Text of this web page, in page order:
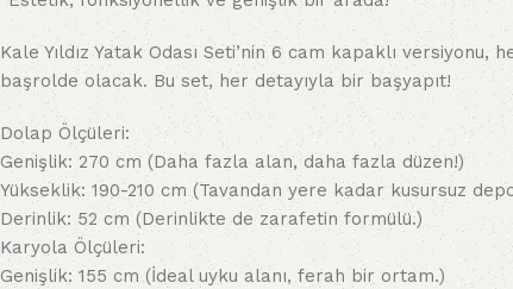
Kale Yıldız Yatak Odası Seti’nin 6 cam kapaklı
başrolde olacak. Bu set, her detayıyla bir başyapıt!
Dolap Ölçüleri:
Genişlik: 270 cm (Daha fazla alan, daha fazla düzen!)
Yükseklik: 190-210 cm (Tavandan yere kadar kusursuz
Derinlik: 52 cm (Derinlikte de zarafetin formülü.)
Karyola Ölçüleri:
Genişlik: 155 cm (İdeal uyku alanı, ferah bir ortam.)